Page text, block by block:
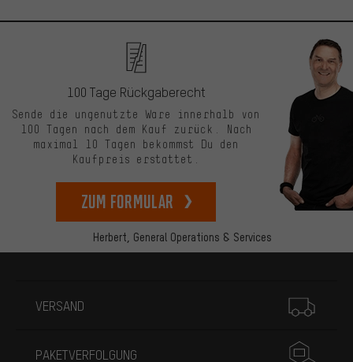
Herbert, General Operations & Services
100 Tage Rückgaberecht
Sende die ungenutzte Ware innerhalb von
100 Tagen nach dem Kauf zurück. Nach
maximal 10 Tagen bekommst Du den
Kaufpreis erstattet.
zum Formular
VERSAND
PAKETVERFOLGUNG